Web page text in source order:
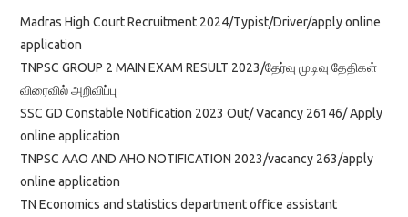
Madras High Court Recruitment 2024/Typist/Driver/apply online
application
TNPSC GROUP 2 MAIN EXAM RESULT 2023/தேர்வு முடிவு தேதிகள்
விரைவில் அறிவிப்பு
SSC GD Constable Notification 2023 Out/ Vacancy 26146/ Apply
online application
TNPSC AAO AND AHO NOTIFICATION 2023/vacancy 263/apply
online application
TN Economics and statistics department office assistant